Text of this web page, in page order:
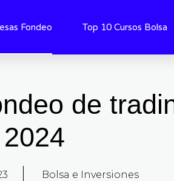
Fondeo Top 10 Cursos Bolsa
de
2024
Bolsa e Inversiones